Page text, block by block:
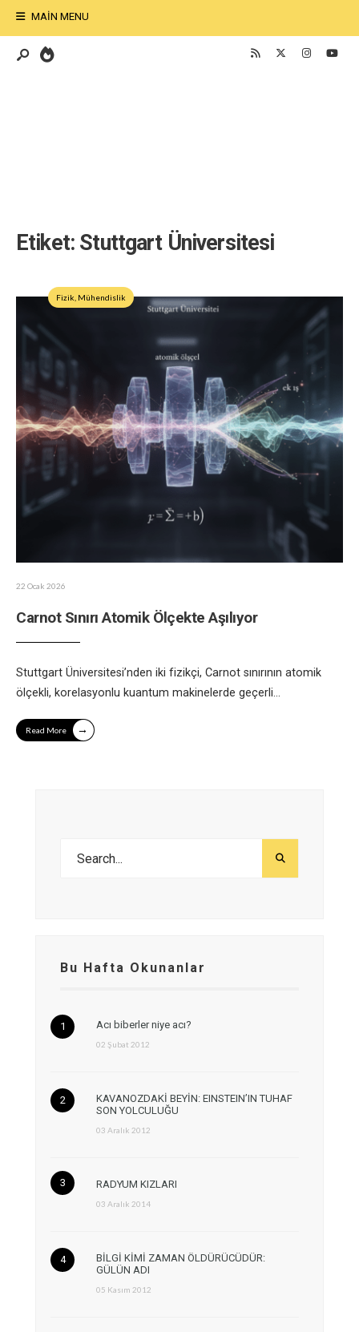
MAIN MENU
Etiket: Stuttgart Üniversitesi
Fizik Mühendislik
22 Ocak 2026
Carnot Sınırı Atomik Ölçekte Aşılıyor
Stuttgart Üniversitesi’nden iki fizikçi, Carnot sınırının atomik
ölçekli, korelasyonlu kuantum makinelerde geçerli...
Read More →
Bu Hafta Okunanlar
Acı biberler niye acı?
02 Şubat 2012
KAVANOZDAKİ BEYİN: EINSTEIN’IN TUHAF
SON YOLCULUĞU
03 Aralık 2012
RADYUM KIZLARI
03 Aralık 2014
BİLGİ KİMİ ZAMAN ÖLDÜRÜCÜDÜR:
GÜLÜN ADI
05 Kasım 2012